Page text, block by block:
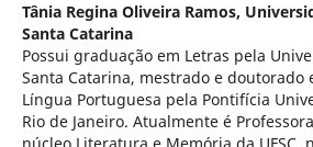
Tânia Regina Oliveira Ramos,
Santa Catarina
Possui graduação em Letras pela
Santa Catarina, mestrado e doutorado
Língua Portuguesa pela Pontifícia
Rio de Janeiro. Atualmente é